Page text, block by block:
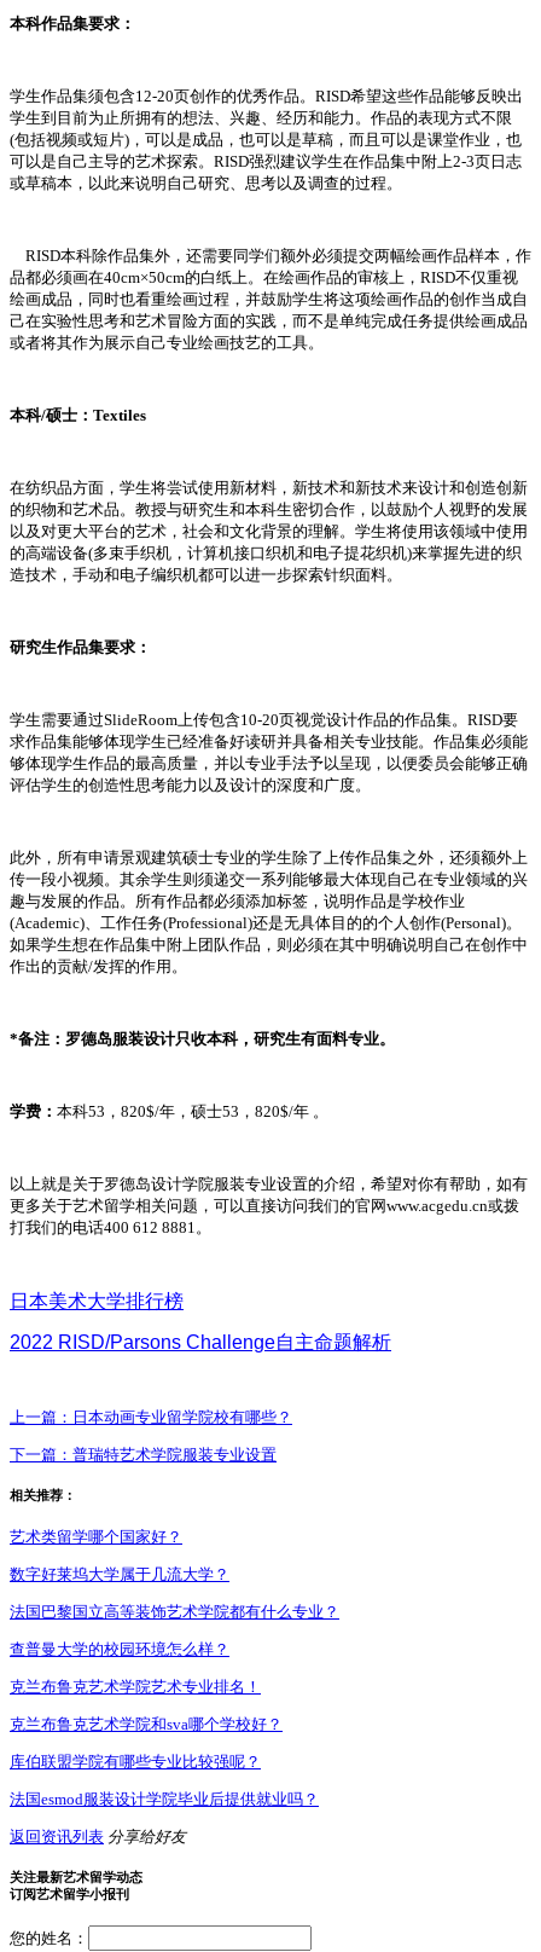
本科作品集要求：
学生作品集须包含12-20页创作的优秀作品。RISD希望这些作品能够反映出
学生到目前为止所拥有的想法、兴趣、经历和能力。作品的表现方式不限
(包括视频或短片)，可以是成品，也可以是草稿，而且可以是课堂作业，也
可以是自己主导的艺术探索。RISD强烈建议学生在作品集中附上2-3页日志
或草稿本，以此来说明自己研究、思考以及调查的过程。
RISD本科除作品集外，还需要同学们额外必须提交两幅绘画作品样本，作
品都必须画在40cm×50cm的白纸上。在绘画作品的审核上，RISD不仅重视
绘画成品，同时也看重绘画过程，并鼓励学生将这项绘画作品的创作当成自
己在实验性思考和艺术冒险方面的实践，而不是单纯完成任务提供绘画成品
或者将其作为展示自己专业绘画技艺的工具。
本科/硕士：Textiles
在纺织品方面，学生将尝试使用新材料，新技术和新技术来设计和创造创新
的织物和艺术品。教授与研究生和本科生密切合作，以鼓励个人视野的发展
以及对更大平台的艺术，社会和文化背景的理解。学生将使用该领域中使用
的高端设备(多束手织机，计算机接口织机和电子提花织机)来掌握先进的织
造技术，手动和电子编织机都可以进一步探索针织面料。
研究生作品集要求：
学生需要通过SlideRoom上传包含10-20页视觉设计作品的作品集。RISD要
求作品集能够体现学生已经准备好读研并具备相关专业技能。作品集必须能
够体现学生作品的最高质量，并以专业手法予以呈现，以便委员会能够正确
评估学生的创造性思考能力以及设计的深度和广度。
此外，所有申请景观建筑硕士专业的学生除了上传作品集之外，还须额外上
传一段小视频。其余学生则须递交一系列能够最大体现自己在专业领域的兴
趣与发展的作品。所有作品都必须添加标签，说明作品是学校作业
(Academic)、工作任务(Professional)还是无具体目的的个人创作(Personal)。
如果学生想在作品集中附上团队作品，则必须在其中明确说明自己在创作中
作出的贡献/发挥的作用。
*备注：罗德岛服装设计只收本科，研究生有面料专业。
学费： 本科53，820$/年，硕士53，820$/年 。
以上就是关于罗德岛设计学院服装专业设置的介绍，希望对你有帮助，如有
更多关于艺术留学相关问题，可以直接访问我们的官网www.acgedu.cn或拨
打我们的电话400 612 8881。
日本美术大学排行榜
2022 RISD/Parsons Challenge自主命题解析
上一篇： 日本动画专业留学院校有哪些？
下一篇： 普瑞特艺术学院服装专业设置
相关推荐：
艺术类留学哪个国家好？
数字好莱坞大学属于几流大学？
法国巴黎国立高等装饰艺术学院都有什么专业？
查普曼大学的校园环境怎么样？
克兰布鲁克艺术学院艺术专业排名！
克兰布鲁克艺术学院和sva哪个学校好？
库伯联盟学院有哪些专业比较强呢？
法国esmod服装设计学院毕业后提供就业吗？
返回资讯列表 分享给好友
关注最新艺术留学动态
订阅艺术留学小报刊
您的姓名：